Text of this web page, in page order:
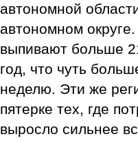
автономной
автономном
выпивают больше
год, что чуть
неделю. Эти же
пятерке тех, где
выросло сильнее